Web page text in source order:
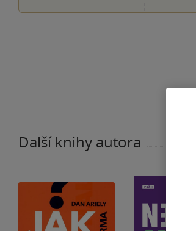
Další knihy autora